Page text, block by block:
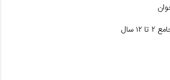
سال